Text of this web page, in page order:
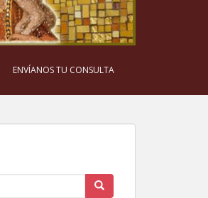
ENVÍANOS TU CONSULTA